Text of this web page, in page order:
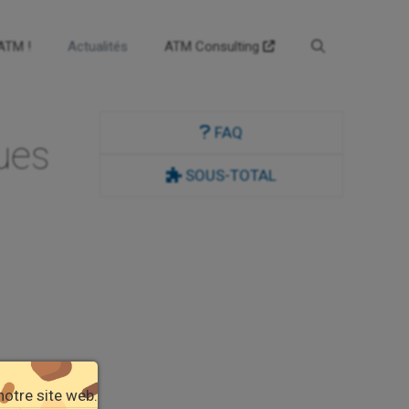
! Actualités ATM Consulting
FAQ
SOUS-TOTAL
site web.